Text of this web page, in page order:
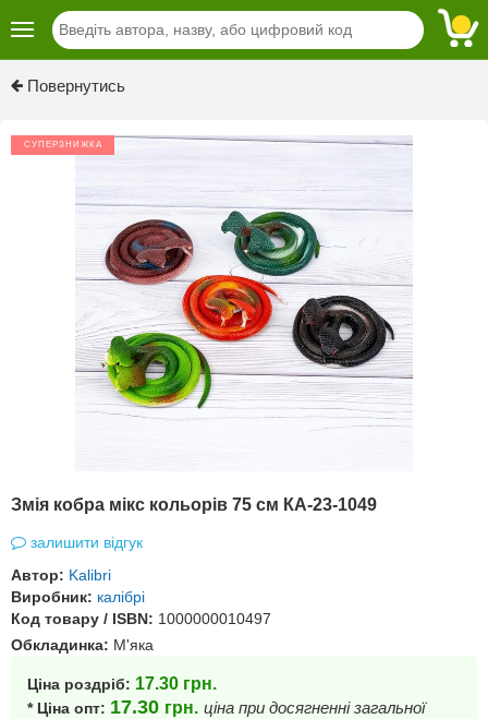
Повернутись
СУПЕРЗНИЖКА
Змія кобра мікс кольорів 75 см КА-23-1049
залишити відгук
Автор: Kalibri
Виробник: калібрі
Код товару / ISBN: 1000000010497
Обкладинка: М'яка
Ціна роздріб: 17.30 грн.
* Ціна опт: 17.30 грн. ціна при досягненні загальної